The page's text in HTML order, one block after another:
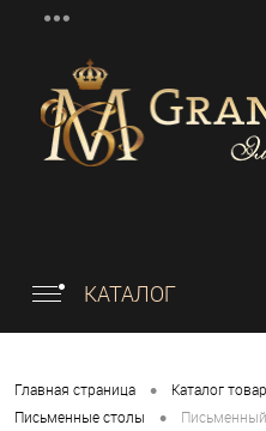
КАТАЛОГ
Главная страница • Каталог
Письменные столы •